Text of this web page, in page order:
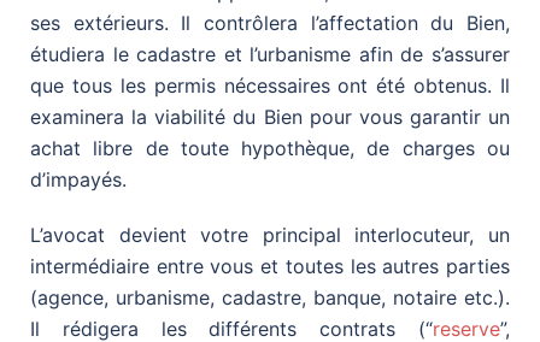
ses extérieurs. Il contrôlera l’affectation du Bien,
étudiera le cadastre et l’urbanisme afin de s’assurer
que tous les permis nécessaires ont été obtenus. Il
examinera la viabilité du Bien pour vous garantir un
achat libre de toute hypothèque, de charges ou
d’impayés.
L’avocat devient votre principal interlocuteur, un
intermédiaire entre vous et toutes les autres parties
(agence, urbanisme, cadastre, banque, notaire etc.).
Il rédigera les différents contrats (“reserve”,